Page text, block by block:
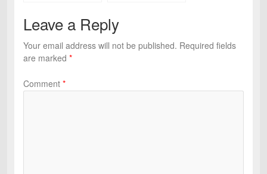
Leave a Reply
Your email address will not be published. Required fields
are marked *
Comment *